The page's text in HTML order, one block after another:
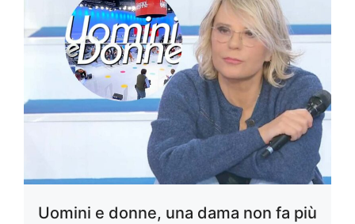
Uomini e donne, una dama non fa più